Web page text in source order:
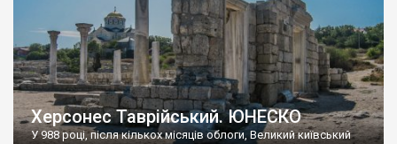
Херсонес Таврійський. ЮНЕСКО
У 988 році, після кількох місяців облоги, Великий київський